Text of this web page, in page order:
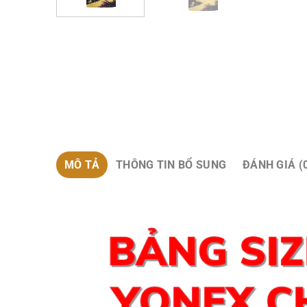
MÔ TẢ THÔNG TIN BỔ SUNG ĐÁNH GIÁ